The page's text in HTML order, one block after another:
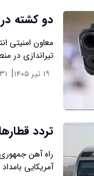
دو کشته
تیراندازی در
۱۹ تیر ۱۴۰۵ |
تردد
راه آهن
آمریکایی